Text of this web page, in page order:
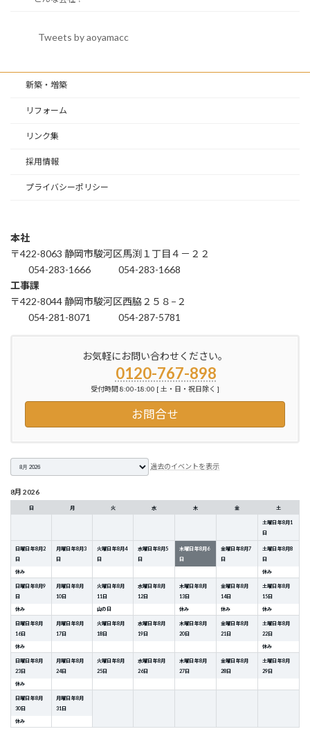
Tweets by aoyamacc
新築・増築
リフォーム
リンク集
採用情報
プライバシーポリシー
本社
〒422-8063 静岡市駿河区馬渕１丁目４－２２
054-283-1666
054-283-1668
工事課
〒422-8044 静岡市駿河区西脇２５８−２
054-281-8071
054-287-5781
お気軽にお問い合わせください。
0120-767-898
受付時間 8:00-18:00 [ 土・日・祝日除く ]
お問合せ
選
過去のイベントを表示
8月 2026
日 月 火 水 木 金 土
土曜日 年8月1
日
日曜日 年8月2
日
休み
月曜日 年8月3
日
火曜日 年8月4
日
水曜日 年8月5
日
木曜日 年8月 6
日
金曜日 年8月7
日
土曜日 年8月8
日
休み
日曜日 年8月9
日
休み
月曜日 年8月
10日
火曜日 年8月
11 日
山の日
水曜日 年8月
12日
木曜日 年8月
13日
休み
金曜日 年8月
14日
休み
土曜日 年8月
15日
休み
日曜日 年8月
16日
休み
月曜日 年8月
17日
火曜日 年8月
18日
水曜日 年8月
19日
木曜日 年8月
20日
金曜日 年8月
21 日
土曜日 年8月
22日
休み
日曜日 年8月
23日
休み
月曜日 年8月
24日
火曜日 年8月
25日
水曜日 年8月
26日
木曜日 年8月
27日
金曜日 年8月
28日
土曜日 年8月
29日
日曜日 年8月
30日
休み
月曜日 年8月
31 日